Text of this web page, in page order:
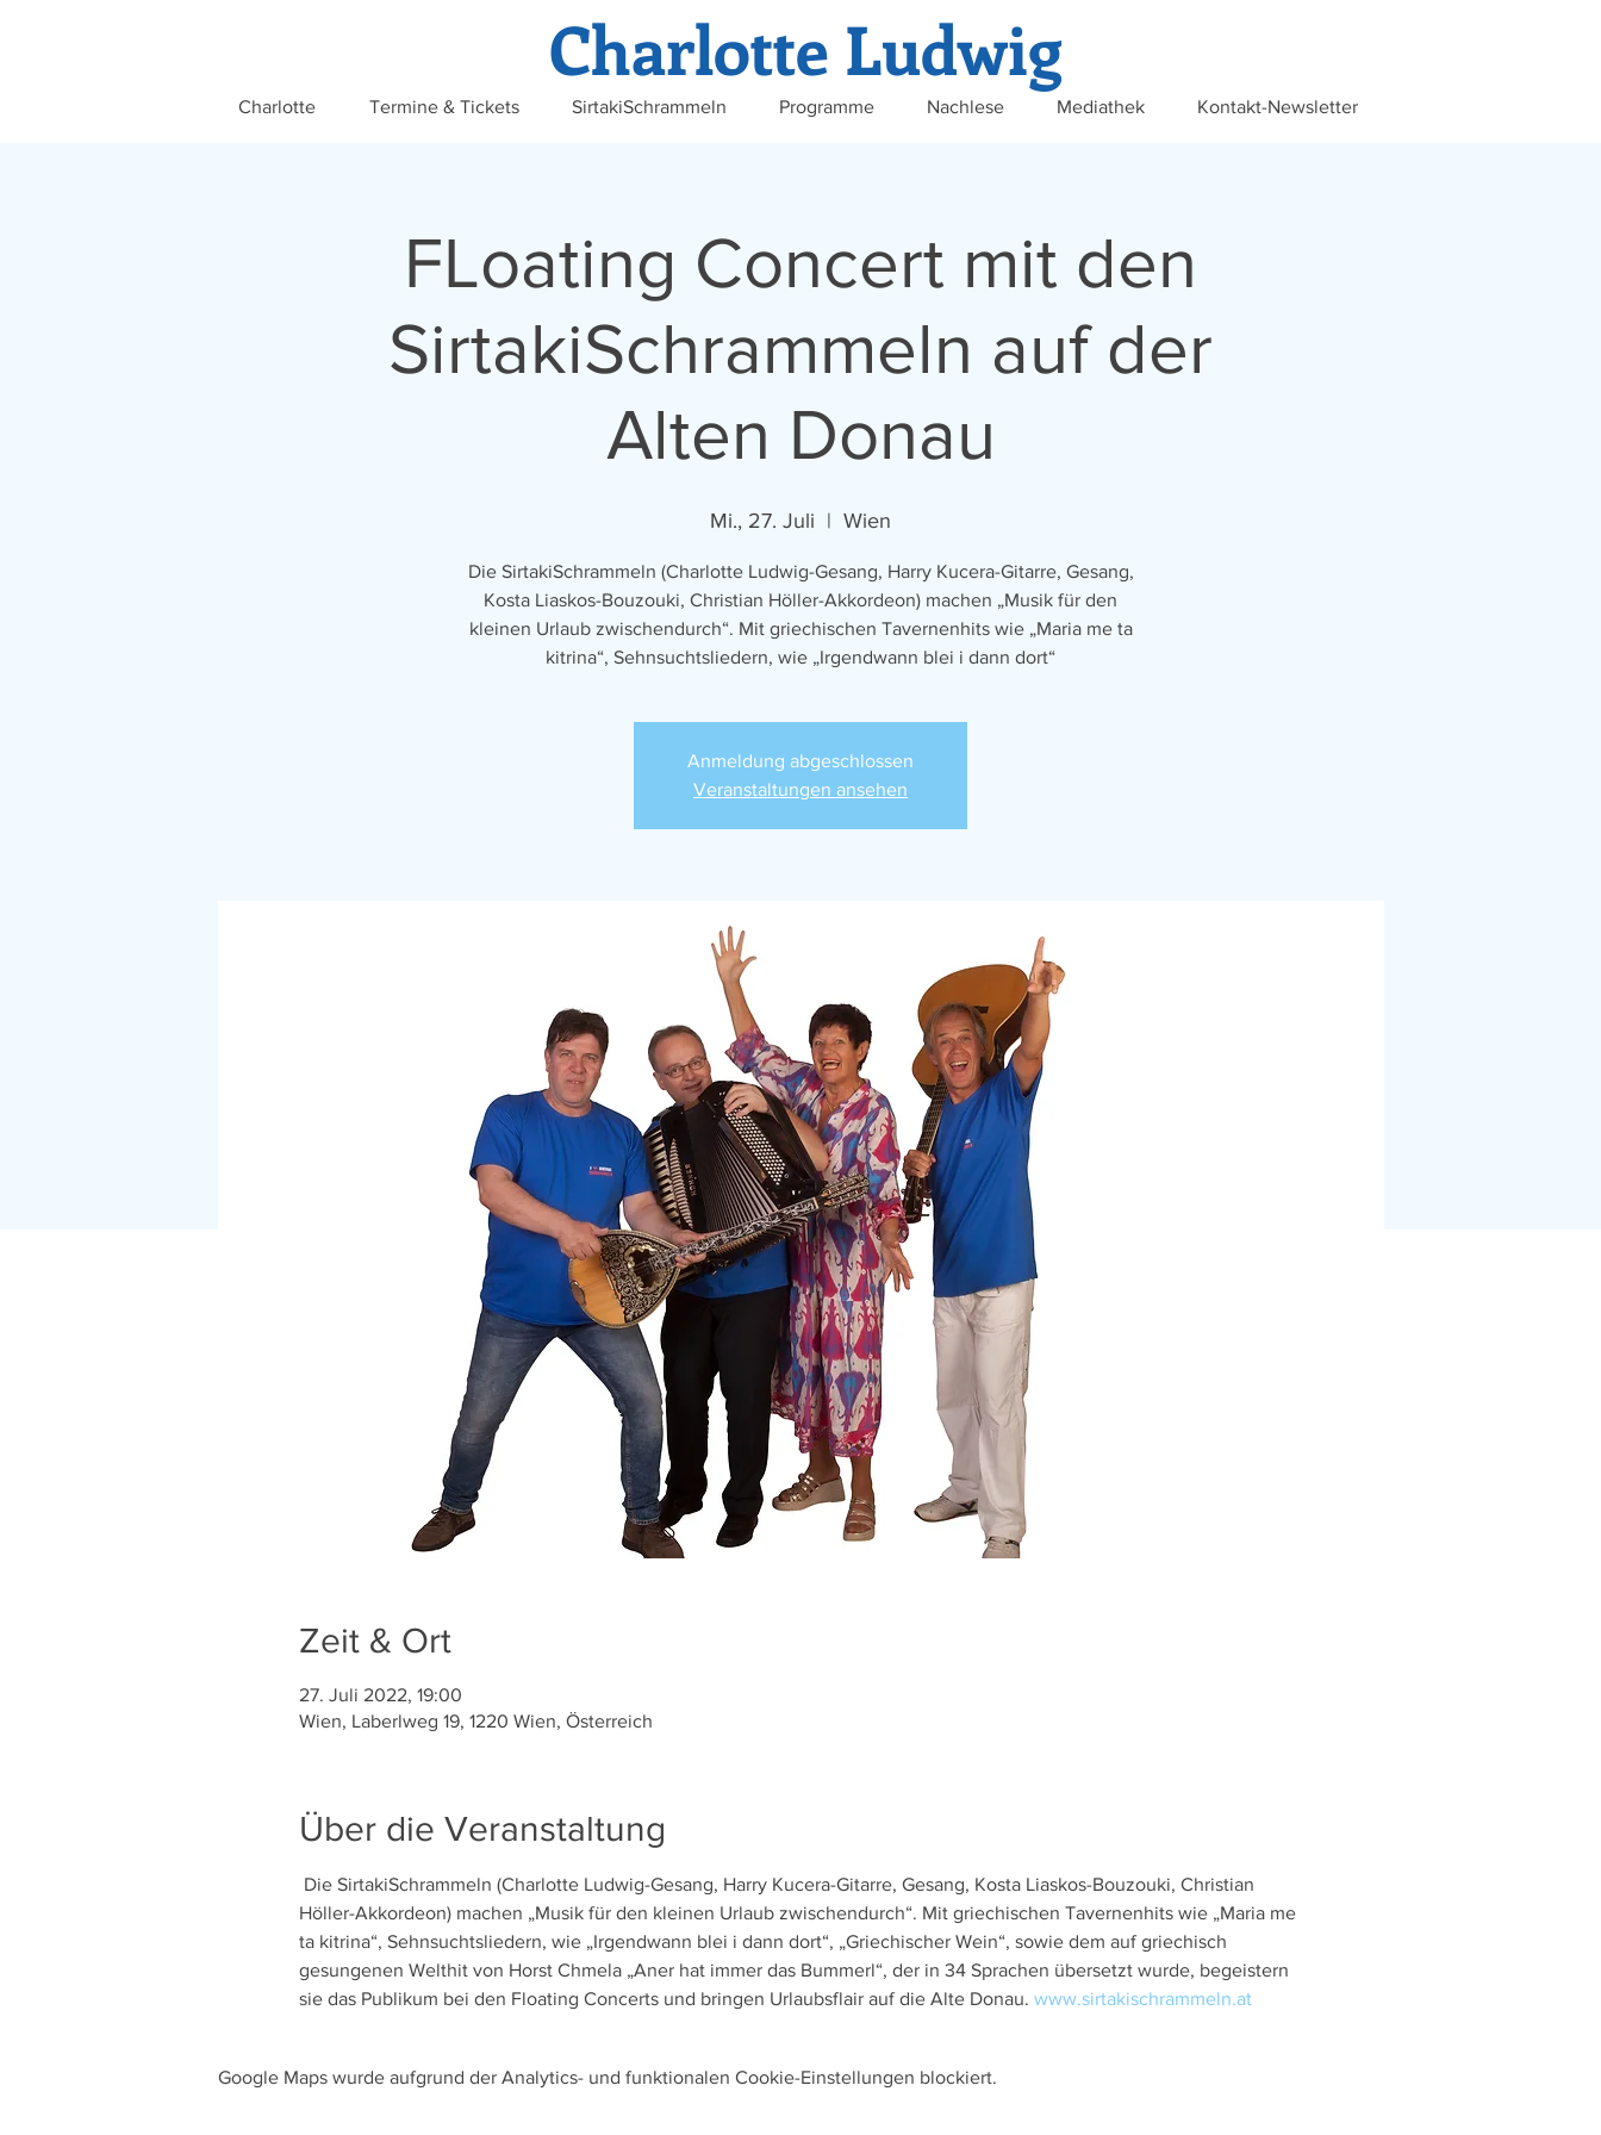
Charlotte Ludwig
Charlotte Termine & Tickets SirtakiSchrammeln Programme Nachlese Mediathek Kontakt-Newsletter
FLoating Concert mit den
SirtakiSchrammeln auf der
Alten Donau
Mi., 27. Juli
  |
Wien
Die SirtakiSchrammeln (Charlotte Ludwig-Gesang, Harry Kucera-Gitarre, Gesang,
Kosta Liaskos-Bouzouki, Christian Höller-Akkordeon) machen „Musik für den
kleinen Urlaub zwischendurch“. Mit griechischen Tavernenhits wie „Maria me ta
kitrina“, Sehnsuchtsliedern, wie „Irgendwann blei i dann dort“
Anmeldung abgeschlossen
Veranstaltungen ansehen
Zeit & Ort
27. Juli 2022, 19:00
Wien, Laberlweg 19, 1220 Wien, Österreich
Über die Veranstaltung
Die SirtakiSchrammeln (Charlotte Ludwig-Gesang, Harry Kucera-Gitarre, Gesang, Kosta Liaskos-Bouzouki, Christian
Höller-Akkordeon) machen „Musik für den kleinen Urlaub zwischendurch“. Mit griechischen Tavernenhits wie „Maria me
ta kitrina“, Sehnsuchtsliedern, wie „Irgendwann blei i dann dort“, „Griechischer Wein“, sowie dem auf griechisch
gesungenen Welthit von Horst Chmela „Aner hat immer das Bummerl“, der in 34 Sprachen übersetzt wurde, begeistern
sie das Publikum bei den Floating Concerts und bringen Urlaubsflair auf die Alte Donau. www.sirtakischrammeln.at
Google Maps wurde aufgrund der Analytics- und funktionalen Cookie-Einstellungen blockiert.